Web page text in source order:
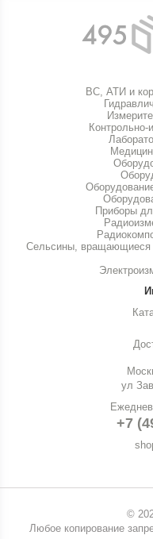
ВС, АТИ и
Приборы
Сельсины, вращающиеся
ул
+7
©
Любое копирование